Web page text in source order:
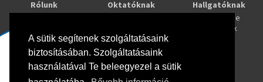
A sütik segítenek szolgáltatásaink
biztosításában. Szolgáltatásaink
használatával Te beleegyezel a sütik
Rólunk
Oktatóknak
Webuni Stúdió
Hallgatóknak
Tanulj online
Képzések
Info
Adatkezelési tájékoztató
ÁSZF